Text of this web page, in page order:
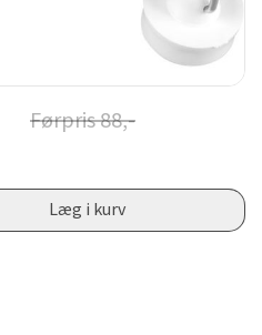
Førpris88,-
Læg i kurv